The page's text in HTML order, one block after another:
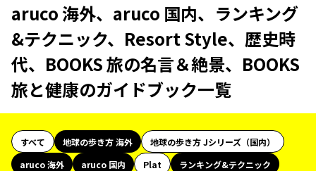
aruco 海外、aruco 国内、ランキング
&テクニック、Resort Style、歴史時
代、BOOKS 旅の名言＆絶景、BOOKS
旅と健康のガイドブック一覧
すべて 地球の歩き方 海外
地球の歩き方 Jシリーズ（国内）
aruco 海外
aruco 国内 Plat
ランキング&テクニック